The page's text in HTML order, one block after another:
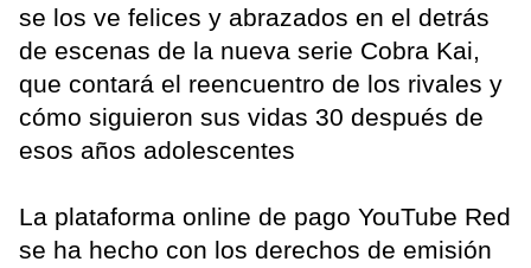
se los ve felices y abrazados en el detrás
de escenas de la nueva serie Cobra Kai,
que contará el reencuentro de los rivales y
cómo siguieron sus vidas 30 después de
esos años adolescentes
La plataforma online de pago YouTube Red
se ha hecho con los derechos de emisión